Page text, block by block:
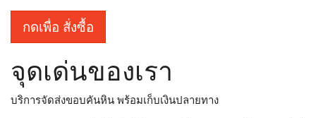
กดเพื่อ สั่งซื้อ
จุดเด่นของเรา
บริการจัดส่งขอบคันหิน พร้อมเก็บเงินปลายทาง